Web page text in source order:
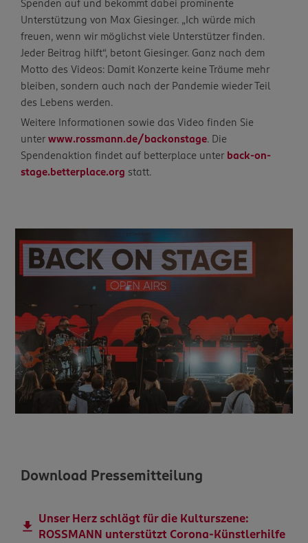
Spenden auf und bekommt dabei prominente
Unterstützung von Max Giesinger. „Ich würde mich
freuen, wenn wir möglichst viele Unterstützer finden.
Jeder Beitrag hilft“, betont Giesinger. Ganz nach dem
Motto des Videos: Damit Konzerte keine Träume mehr
bleiben, sondern auch nach der Pandemie wieder Teil
des Lebens werden.
Weitere Informationen sowie das Video finden Sie
unter www.rossmann.de/backonstage. Die
Spendenaktion findet auf betterplace unter back-on-
stage.betterplace.org statt.
Download Pressemitteilung
Unser Herz schlägt für die Kulturszene:
ROSSMANN unterstützt Corona-Künstlerhilfe